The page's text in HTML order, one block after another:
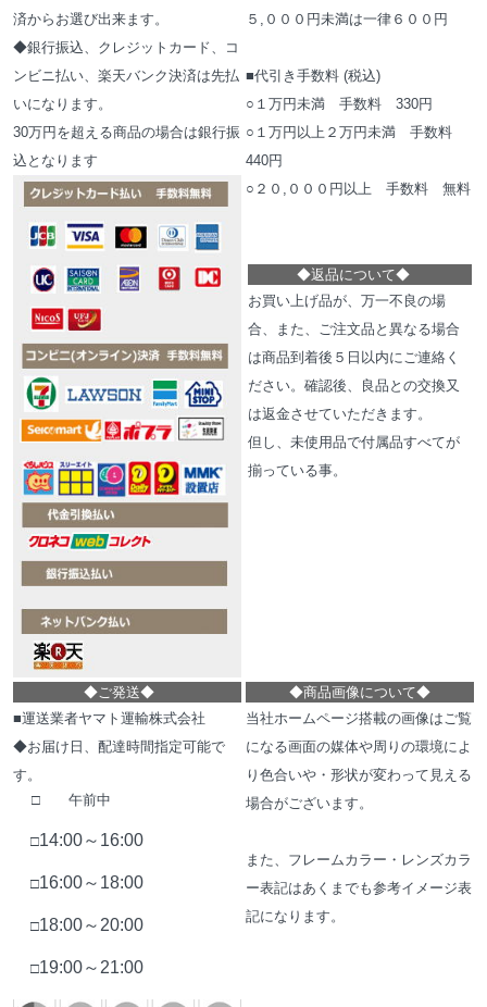
済からお選び出来ます。
◆銀行振込、クレジットカード、コ
ンビニ払い、楽天バンク決済は先払
いになります。
30万円を超える商品の場合は銀行振
込となります
５,０００円未満は一律６００円
■代引き手数料 (税込)
○１万円未満 手数料 330円
○１万円以上２万円未満 手数料
440円
○２０,０００円以上 手数料 無料
◆返品について◆
お買い上げ品が、万一不良の場
合、また、ご注文品と異なる場合
は商品到着後５日以内にご連絡く
ださい。確認後、良品との交換又
は返金させていただきます。
但し、未使用品で付属品すべてが
揃っている事。
◆ご発送◆
■運送業者ヤマト運輸株式会社
◆お届け日、配達時間指定可能で
す。
□ 午前中
□14:00～16:00
□16:00～18:00
□18:00～20:00
□19:00～21:00
◆商品画像について◆
当社ホームページ搭載の画像はご覧
になる画面の媒体や周りの環境によ
り色合いや・形状が変わって見える
場合がございます。
また、フレームカラー・レンズカラ
ー表記はあくまでも参考イメージ表
記になります。